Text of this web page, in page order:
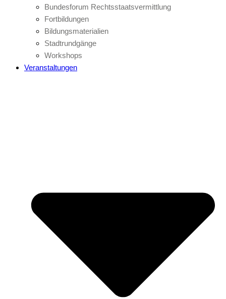
Bundesforum Rechtsstaatsvermittlung
Fortbildungen
Bildungsmaterialien
Stadtrundgänge
Workshops
Veranstaltungen